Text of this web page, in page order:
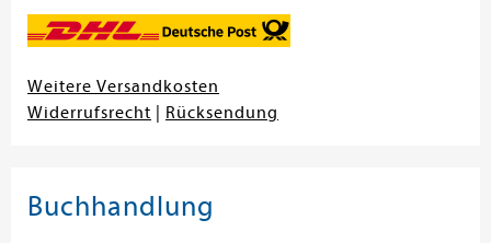
Weitere Versandkosten
Widerrufsrecht
Rücksendung
Buchhandlung